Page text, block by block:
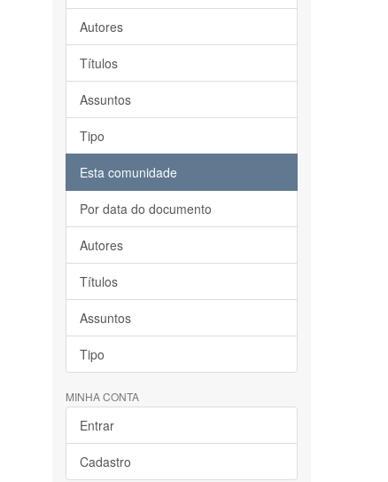
Autores
Títulos
Assuntos
Tipo
Esta comunidade
Por data do documento
Autores
Títulos
Assuntos
Tipo
MINHA CONTA
Entrar
Cadastro